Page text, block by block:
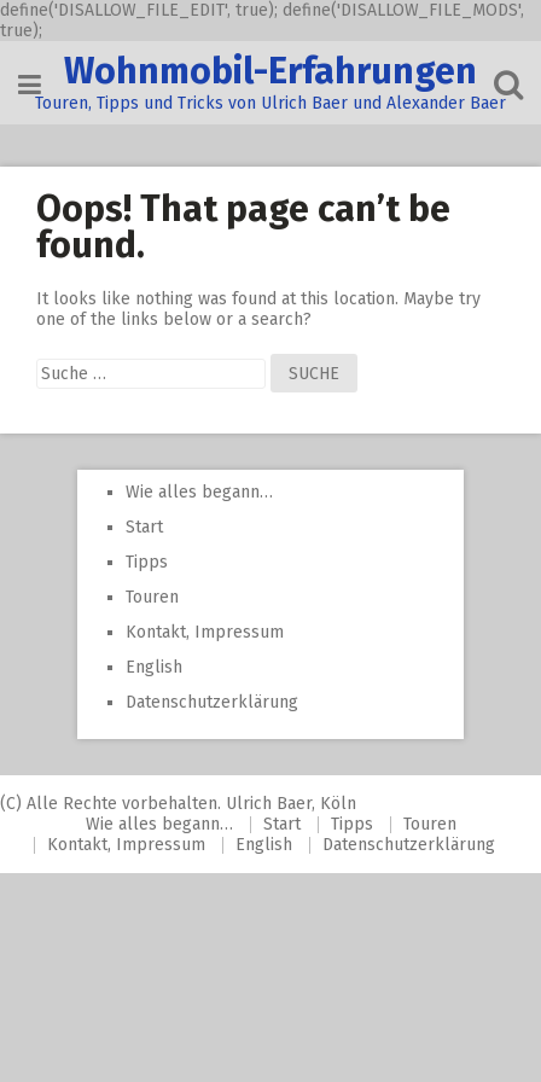
define('DISALLOW_FILE_EDIT', true); define('DISALLOW_FILE_MODS',
true);
content
Wohnmobil-Erfahrungen
Touren, Tipps und Tricks von Ulrich Baer und Alexander Baer
Oops! That page can’t be
found.
It looks like nothing was found at this location. Maybe try
one of the links below or a search?
Suche
nach:
Wie alles begann…
Start
Tipps
Touren
Kontakt, Impressum
English
Datenschutzerklärung
(C) Alle Rechte vorbehalten. Ulrich Baer, Köln
Wie alles begann…
Start Tipps
Touren
Kontakt, Impressum
English Datenschutzerklärung